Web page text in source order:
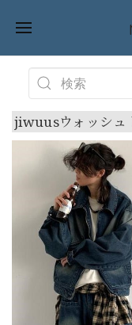
jiwuusウォッシュ